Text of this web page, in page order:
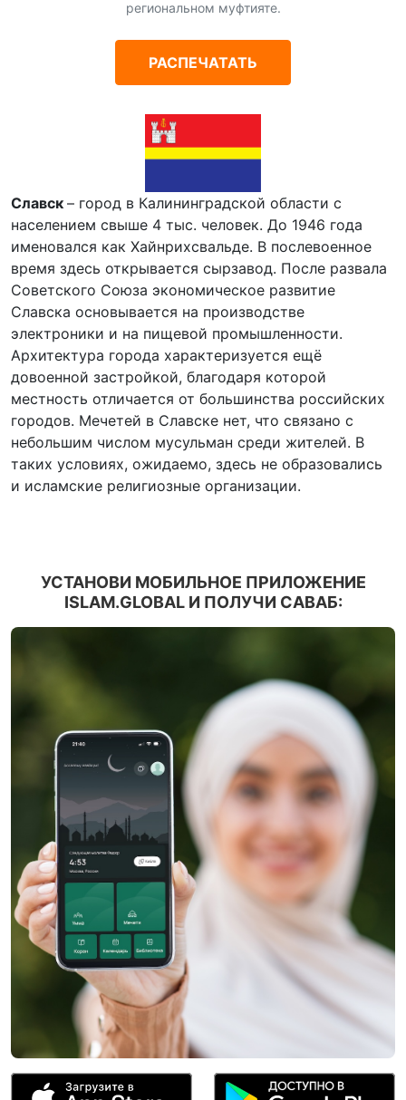
региональном муфтияте.
РАСПЕЧАТАТЬ
Славск – город в Калининградской области с
населением свыше 4 тыс. человек. До 1946 года
именовался как Хайнрихсвальде. В послевоенное
время здесь открывается сырзавод. После развала
Советского Союза экономическое развитие
Славска основывается на производстве
электроники и на пищевой промышленности.
Архитектура города характеризуется ещё
довоенной застройкой, благодаря которой
местность отличается от большинства российских
городов. Мечетей в Славске нет, что связано с
небольшим числом мусульман среди жителей. В
таких условиях, ожидаемо, здесь не образовались
и исламские религиозные организации.
УСТАНОВИ МОБИЛЬНОЕ ПРИЛОЖЕНИЕ
ISLAM.GLOBAL И ПОЛУЧИ САВАБ: